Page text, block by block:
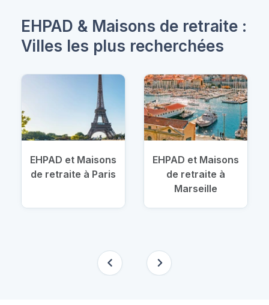
EHPAD & Maisons de retraite :
Villes les plus recherchées
EHPAD et Maisons
de retraite à Paris
EHPAD et Maisons
de retraite à
Marseille